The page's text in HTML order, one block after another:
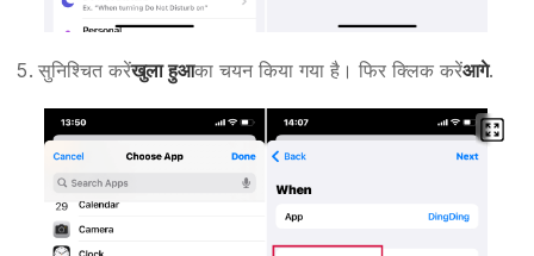
सुनिश्चित करेंखुला हुआका चयन किया गया है। फिर क्लिक करेंआगे.